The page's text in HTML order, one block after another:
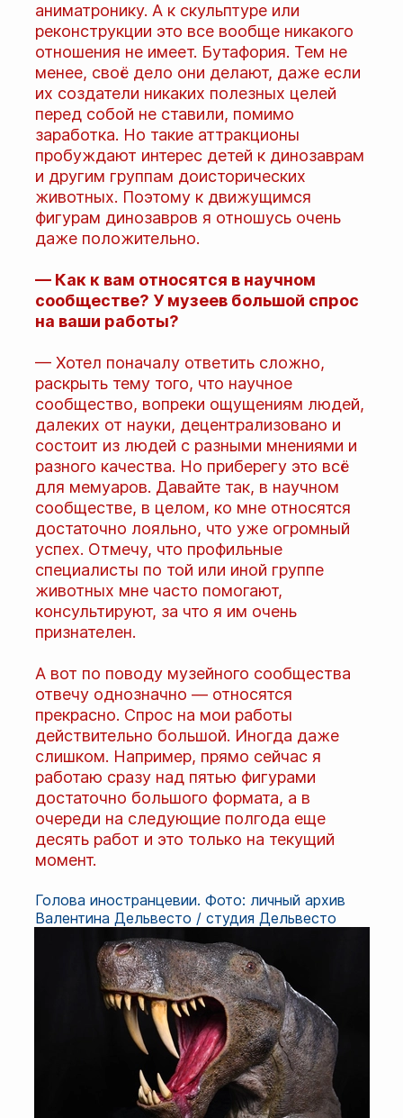
аниматронику. А к скульптуре или
реконструкции это все вообще никакого
отношения не имеет. Бутафория. Тем не
менее, своё дело они делают, даже если
их создатели никаких полезных целей
перед собой не ставили, помимо
заработка. Но такие аттракционы
пробуждают интерес детей к динозаврам
и другим группам доисторических
животных. Поэтому к движущимся
фигурам динозавров я отношусь очень
даже положительно.
— Как к вам относятся в научном
сообществе? У музеев большой спрос
на ваши работы?
— Хотел поначалу ответить сложно,
раскрыть тему того, что научное
сообщество, вопреки ощущениям людей,
далеких от науки, децентрализовано и
состоит из людей с разными мнениями и
разного качества. Но приберегу это всё
для мемуаров. Давайте так, в научном
сообществе, в целом, ко мне относятся
достаточно лояльно, что уже огромный
успех. Отмечу, что профильные
специалисты по той или иной группе
животных мне часто помогают,
консультируют, за что я им очень
признателен.
А вот по поводу музейного сообщества
отвечу однозначно — относятся
прекрасно. Спрос на мои работы
действительно большой. Иногда даже
слишком. Например, прямо сейчас я
работаю сразу над пятью фигурами
достаточно большого формата, а в
очереди на следующие полгода еще
десять работ и это только на текущий
момент.
Голова иностранцевии. Фото: личный архив
Валентина Дельвесто / студия Дельвесто